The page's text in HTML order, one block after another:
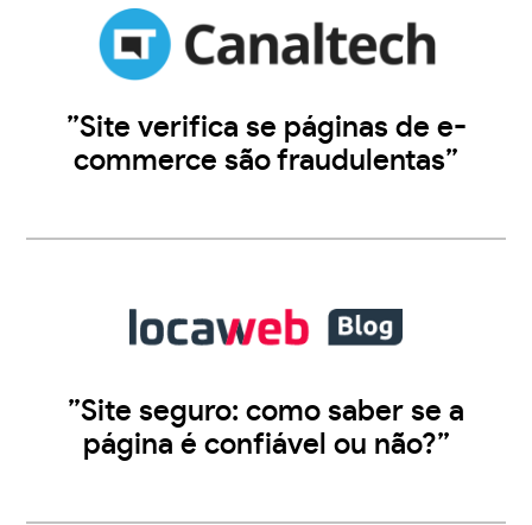
”Site verifica se páginas de e-
commerce são fraudulentas”
”Site seguro: como saber se a
página é confiável ou não?”